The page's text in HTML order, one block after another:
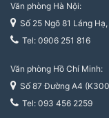
Văn phòng Hà Nội:
Số 25 Ngõ 81 Láng
Tel: 0906 251 816
Văn phòng Hồ Chí Minh:
Số 87 Đường A4
Tel: 093 456 2259